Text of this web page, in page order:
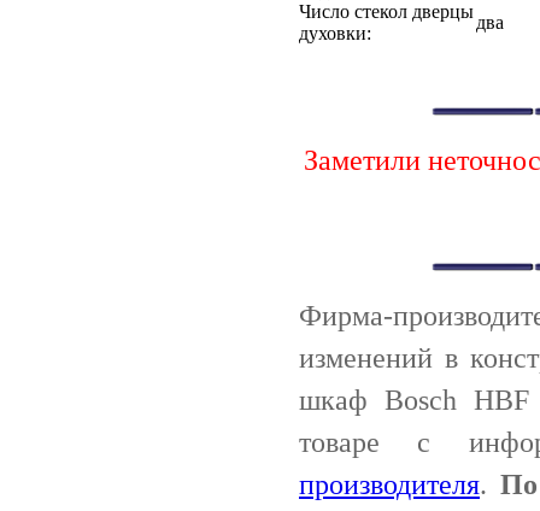
Число стекол дверцы
духовки:
два
Заметили
Фирма-
изменений в
шкаф Bosch HBF
товаре с
производителя.